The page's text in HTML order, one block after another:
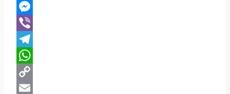
Twitter
Messenger
Viber
Telegram
WhatsApp
Copy